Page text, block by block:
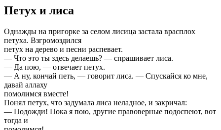
Петух и лиса
Однажды на пригорке за селом лисица застала врасплох
петуха. Взгромоздился
петух на дерево и песни распевает.
— Что это ты здесь делаешь? — спрашивает лиса.
— Да пою, — отвечает петух.
— А ну, кончай петь, — говорит лиса. — Спускайся ко мне,
давай аллаху
помолимся вместе!
Понял петух, что задумала лиса неладное, и закричал:
— Подожди! Пока я пою, другие правоверные подоспеют, вот
тогда и